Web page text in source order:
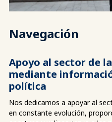
Navegación
Apoyo al sector de
mediante
política
Nos dedicamos a apoyar al
en constante evolución,